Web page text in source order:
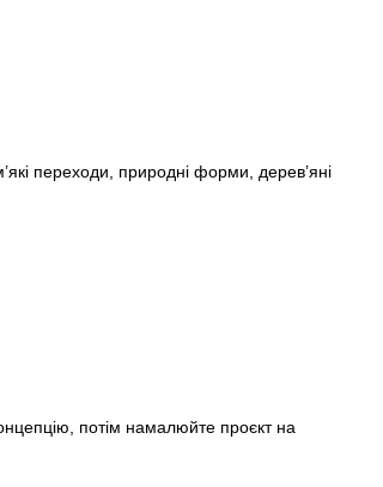
переходи, природні форми, дерев’яні
потім намалюйте проєкт на